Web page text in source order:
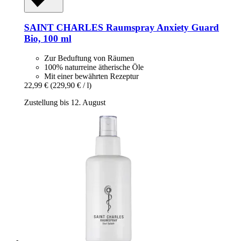
SAINT CHARLES Raumspray Anxiety Guard
Bio, 100 ml
Zur Beduftung von Räumen
100% naturreine ätherische Öle
Mit einer bewährten Rezeptur
22,99 € (229,90 € / l)
Zustellung bis 12. August